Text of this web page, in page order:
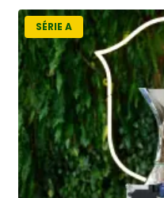
SÉRIE A